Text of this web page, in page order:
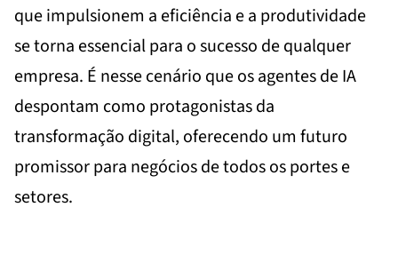
que impulsionem a eficiência e a produtividade
se torna essencial para o sucesso de qualquer
empresa. É nesse cenário que os agentes de IA
despontam como protagonistas da
transformação digital, oferecendo um futuro
promissor para negócios de todos os portes e
setores.